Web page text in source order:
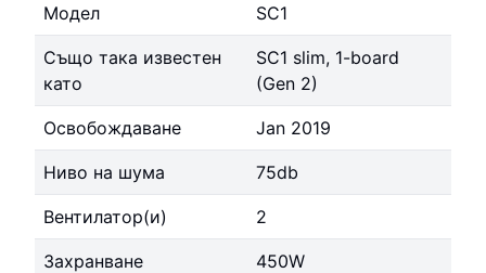
Модел SC1
Също така известен
като
SC1 slim, 1-board
(Gen 2)
Освобождаване Jan 2019
Ниво на шума 75db
Вентилатор(и) 2
Захранване 450W